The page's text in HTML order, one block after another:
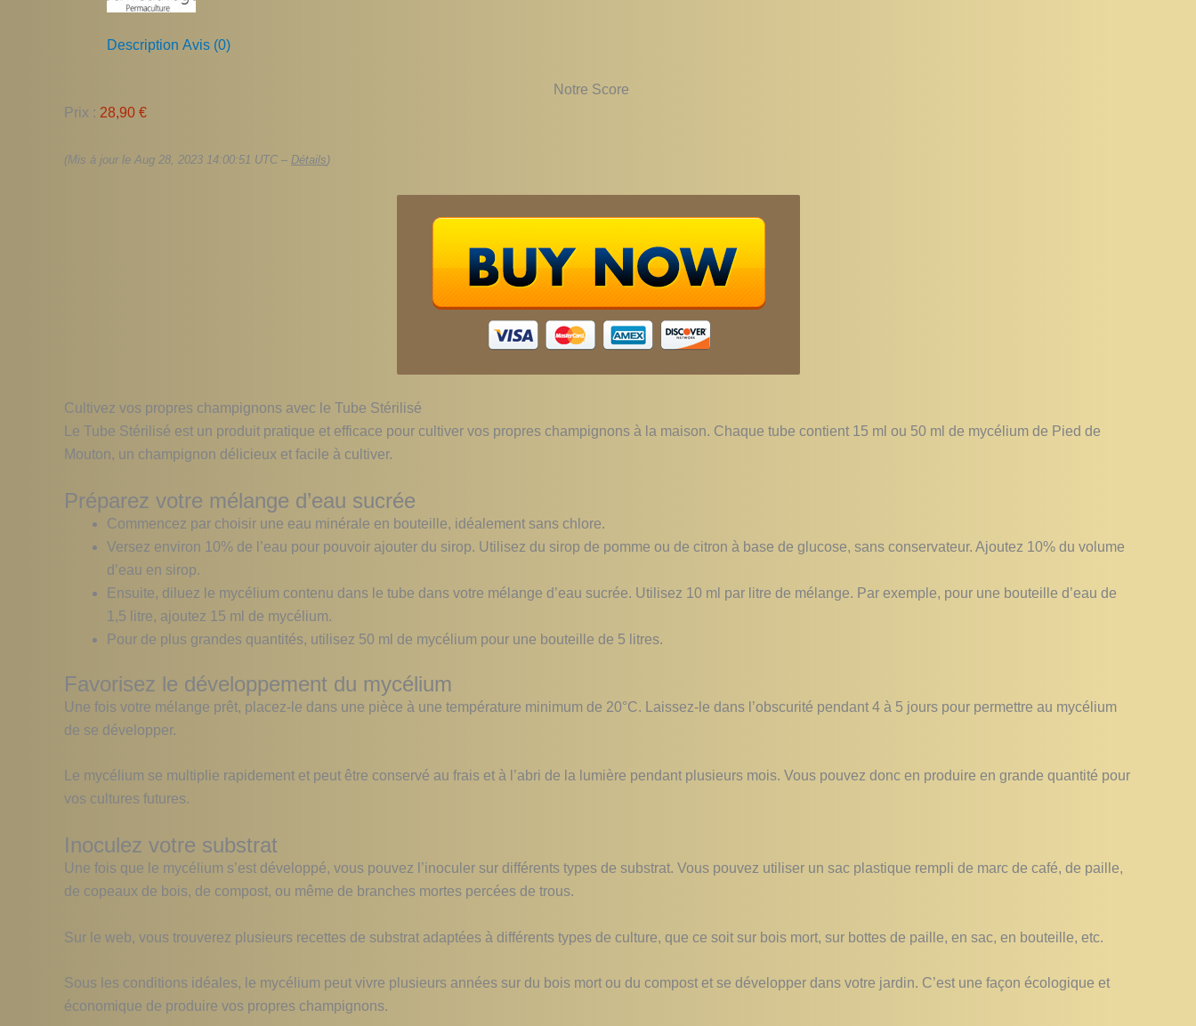
Description Avis (0)
Notre Score
Prix : 28,90 €
(Mis à jour le Aug 28, 2023 14:00:51 UTC – Détails)
Cultivez vos propres champignons avec le Tube Stérilisé
Le Tube Stérilisé est un produit pratique et efficace pour cultiver vos propres champignons à la maison. Chaque tube contient 15 ml ou 50 ml de mycélium de Pied de
Mouton, un champignon délicieux et facile à cultiver.
Préparez votre mélange d’eau sucrée
Commencez par choisir une eau minérale en bouteille, idéalement sans chlore.
Versez environ 10% de l’eau pour pouvoir ajouter du sirop. Utilisez du sirop de pomme ou de citron à base de glucose, sans conservateur. Ajoutez 10% du volume
d’eau en sirop.
Ensuite, diluez le mycélium contenu dans le tube dans votre mélange d’eau sucrée. Utilisez 10 ml par litre de mélange. Par exemple, pour une bouteille d’eau de
1,5 litre, ajoutez 15 ml de mycélium.
Pour de plus grandes quantités, utilisez 50 ml de mycélium pour une bouteille de 5 litres.
Favorisez le développement du mycélium
Une fois votre mélange prêt, placez-le dans une pièce à une température minimum de 20°C. Laissez-le dans l’obscurité pendant 4 à 5 jours pour permettre au mycélium
de se développer.
Le mycélium se multiplie rapidement et peut être conservé au frais et à l’abri de la lumière pendant plusieurs mois. Vous pouvez donc en produire en grande quantité pour
vos cultures futures.
Inoculez votre substrat
Une fois que le mycélium s’est développé, vous pouvez l’inoculer sur différents types de substrat. Vous pouvez utiliser un sac plastique rempli de marc de café, de paille,
de copeaux de bois, de compost, ou même de branches mortes percées de trous.
Sur le web, vous trouverez plusieurs recettes de substrat adaptées à différents types de culture, que ce soit sur bois mort, sur bottes de paille, en sac, en bouteille, etc.
Sous les conditions idéales, le mycélium peut vivre plusieurs années sur du bois mort ou du compost et se développer dans votre jardin. C’est une façon écologique et
économique de produire vos propres champignons.